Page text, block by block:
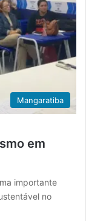
Mangaratiba
em
importante
no